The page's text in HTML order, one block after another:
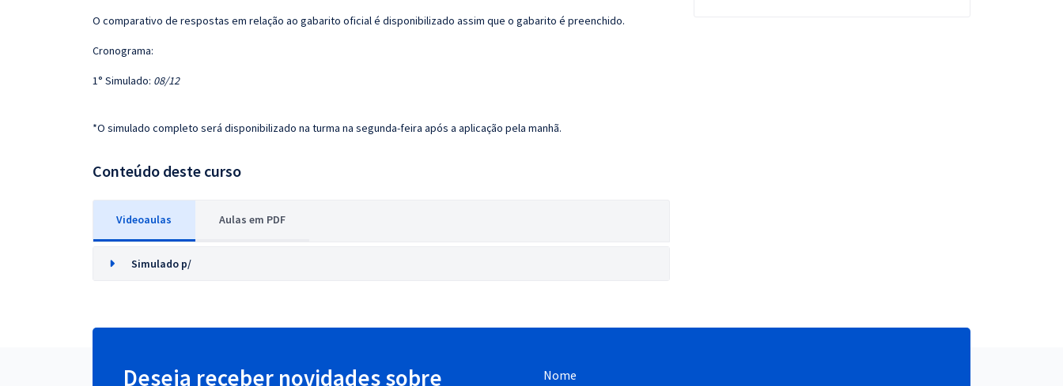
O comparativo de respostas em relação ao gabarito oficial é disponibilizado assim que o gabarito é preenchido.
Cronograma:
1° Simulado: 08/12
*O simulado completo será disponibilizado na turma na segunda-feira após a aplicação pela manhã.
Conteúdo deste curso
Videoaulas Aulas em PDF
Simulado p/
Deseja receber novidades sobre
Nome